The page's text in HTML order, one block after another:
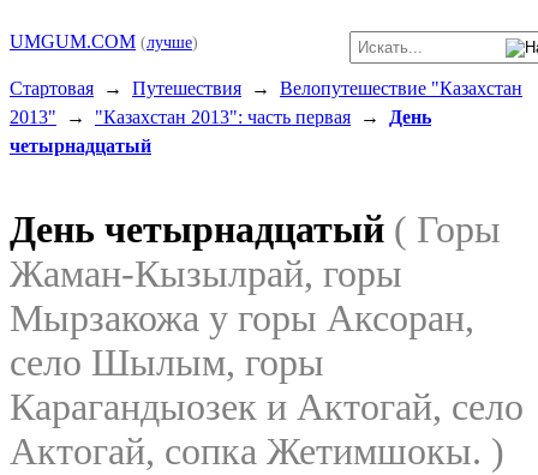
UMGUM.COM (лучше)
Стартовая → Путешествия → Велопутешествие "Казахстан
2013" → "Казахстан 2013": часть первая →
День
четырнадцатый
День четырнадцатый ( Горы
Жаман-Кызылрай, горы
Мырзакожа у горы Аксоран,
село Шылым, горы
Карагандыозек и Актогай, село
Актогай, сопка Жетимшокы. )